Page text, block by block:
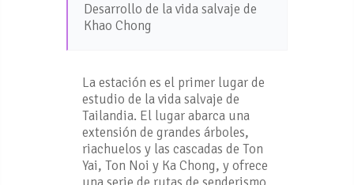
Desarrollo de la vida salvaje de
Khao Chong
La estación es el primer lugar de
estudio de la vida salvaje de
Tailandia. El lugar abarca una
extensión de grandes árboles,
riachuelos y las cascadas de Ton
Yai, Ton Noi y Ka Chong, y ofrece